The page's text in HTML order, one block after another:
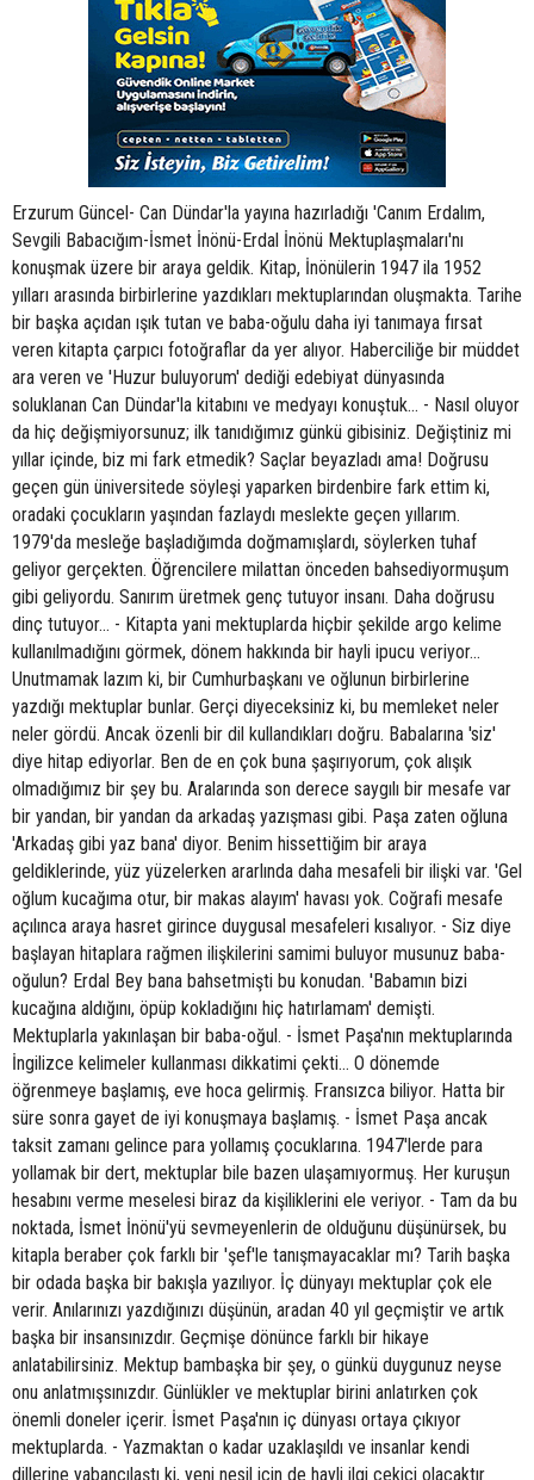
Erzurum Güncel- Can Dündar'la yayına hazırladığı 'Canım Erdalım, Sevgili Babacığım-İsmet İnönü-Erdal İnönü Mektuplaşmaları'nı konuşmak üzere bir araya geldik. Kitap, İnönülerin 1947 ila 1952 yılları arasında birbirlerine yazdıkları mektuplarından oluşmakta. Tarihe bir başka açıdan ışık tutan ve baba-oğulu daha iyi tanımaya fırsat veren kitapta çarpıcı fotoğraflar da yer alıyor. Haberciliğe bir müddet ara veren ve 'Huzur buluyorum' dediği edebiyat dünyasında soluklanan Can Dündar'la kitabını ve medyayı konuştuk... - Nasıl oluyor da hiç değişmiyorsunuz; ilk tanıdığımız günkü gibisiniz. Değiştiniz mi yıllar içinde, biz mi fark etmedik? Saçlar beyazladı ama! Doğrusu geçen gün üniversitede söyleşi yaparken birdenbire fark ettim ki, oradaki çocukların yaşından fazlaydı meslekte geçen yıllarım. 1979'da mesleğe başladığımda doğmamışlardı, söylerken tuhaf geliyor gerçekten. Öğrencilere milattan önceden bahsediyormuşum gibi geliyordu. Sanırım üretmek genç tutuyor insanı. Daha doğrusu dinç tutuyor... - Kitapta yani mektuplarda hiçbir şekilde argo kelime kullanılmadığını görmek, dönem hakkında bir hayli ipucu veriyor... Unutmamak lazım ki, bir Cumhurbaşkanı ve oğlunun birbirlerine yazdığı mektuplar bunlar. Gerçi diyeceksiniz ki, bu memleket neler neler gördü. Ancak özenli bir dil kullandıkları doğru. Babalarına 'siz' diye hitap ediyorlar. Ben de en çok buna şaşırıyorum, çok alışık olmadığımız bir şey bu. Aralarında son derece saygılı bir mesafe var bir yandan, bir yandan da arkadaş yazışması gibi. Paşa zaten oğluna 'Arkadaş gibi yaz bana' diyor. Benim hissettiğim bir araya geldiklerinde, yüz yüzelerken ararlında daha mesafeli bir ilişki var. 'Gel oğlum kucağıma otur, bir makas alayım' havası yok. Coğrafi mesafe açılınca araya hasret girince duygusal mesafeleri kısalıyor. - Siz diye başlayan hitaplara rağmen ilişkilerini samimi buluyor musunuz baba-oğulun? Erdal Bey bana bahsetmişti bu konudan. 'Babamın bizi kucağına aldığını, öpüp kokladığını hiç hatırlamam' demişti. Mektuplarla yakınlaşan bir baba-oğul. - İsmet Paşa'nın mektuplarında İngilizce kelimeler kullanması dikkatimi çekti... O dönemde öğrenmeye başlamış, eve hoca gelirmiş. Fransızca biliyor. Hatta bir süre sonra gayet de iyi konuşmaya başlamış. - İsmet Paşa ancak taksit zamanı gelince para yollamış çocuklarına. 1947'lerde para yollamak bir dert, mektuplar bile bazen ulaşamıyormuş. Her kuruşun hesabını verme meselesi biraz da kişiliklerini ele veriyor. - Tam da bu noktada, İsmet İnönü'yü sevmeyenlerin de olduğunu düşünürsek, bu kitapla beraber çok farklı bir 'şef'le tanışmayacaklar mı? Tarih başka bir odada başka bir bakışla yazılıyor. İç dünyayı mektuplar çok ele verir. Anılarınızı yazdığınızı düşünün, aradan 40 yıl geçmiştir ve artık başka bir insansınızdır. Geçmişe dönünce farklı bir hikaye anlatabilirsiniz. Mektup bambaşka bir şey, o günkü duygunuz neyse onu anlatmışsınızdır. Günlükler ve mektuplar birini anlatırken çok önemli doneler içerir. İsmet Paşa'nın iç dünyası ortaya çıkıyor mektuplarda. - Yazmaktan o kadar uzaklaşıldı ve insanlar kendi dillerine yabancılaştı ki, yeni nesil için de hayli ilgi çekici olacaktır kitabınız. Mektup yazan son kuşaktı o yıllarda yaşayanlar. Bugünkü mail'leşme veya mesajlaşma iki satır yazıp hal hatır sorma şeklinde. Mektuplarda ciddi bir emek ve özen var. Mektupla beraber insana kıymet verme ve vakit ayırmak da bitti. - Dönemle alakalı ilginç ipuçları var mektuplarda. Haklısınız, Erdal Bey 40 ve 50'lerin Amerika'sını anlatıyor. Bowling'den bahsediyor, duvarda hava püskürten bir cihaz var diyor. Radyoyu anlatıyor. Anneleri oğullarına çeşitli çerezler yolluyor. Bir de bunların Köşk'ten gidiyor olması ilginç. - Siz en çok hangi mektuptan etkilendiniz? Yılbaşı gecesi Köşk'te yaşananlar mesela. Yılbaşı o dönem Hz. Muhammed'in doğduğu geceye rastlayınca Mevhibe Hanım içki içirtmiyor. Paşa kızıyla dans ediyor o gece, bezik oynuyorlar. İlginç bir bilgidir bu; bir ailenin iç yüzünü anlatır. Naif bir bilgidir. İSMET PAŞA OĞLUYLA SON DERECE İLGİLİ BİR BABA - Erdal Bey veya İsmet İnönü sizi şaşırttı mı mektuplarda? Paşa istese her iki oğlunu da siyasete sokardı, dışişlerine diplomat olarak yerleştirirdi, partiyi oğullarına devredebilirdi. Böyle bir hanedan geleneğinden geliyoruz. Oysa Paşa, bilime düşkün, bilim adamı olmalarını istiyor. Atatürk'ten sonraki adam oğlunun fizikçi olmasını istiyor. - Oğluna sürekli öğütler veriyor ve notlarını adım adım takip ediyor. Baskı yapıyor mu sizce? Keşke her baba bu mektupları okuyup biraz ders alsa. Oğluyla son derece ilgili, takip ediyor, soru soruyor, motive ediyor. Erdal Bey 'c' aldı diye üzülüp kıvranırken ona destek oluyor, daha iyisini yapabileceğine inandığını söylüyor. Erdal Bey'in ne denli disiplinli olduğunu görüyoruz mektuplarda. Espri yeteneğinin ilk ipuçlarını veriyor. Büyük bir sorumluluk duygusu olan bir adam. Yılbaşı gecesi abisiyle sinemaya gidip, yemek yiyip eve dönüyorlar. Çok özel insanlar. - Başbakan kitabınızı okur mu acaba, beğenir mi? Başbakan'dan ziyade Cumhurbaşkanı okusun isterim. Çocuklarıyla ilişkisini çok iyi idare ettiğini düşünüyorum. Basından uzak tutuyor, 'normal' yetişmelerini sağlamaya çalışıyor. Kendi yerine hazırlamıyor çocuklarını. Çankaya Köşkü'nde Cumhurbaşkanı Gül'ün bu kitabı çok daha iyi anlayarak okuyacağını düşünüyorum. O dönem Köşk'te fizik laboratuarı var düşünsenize. İsmet Paşa, oğlundan hidrojen bombasını ayrıntılı anlatmasını istiyor, o da anlatıyor mesela. Anlamıyor, bir daha anlatıyor. Gittiği konserde piyanistin nasıl çaldığını uzun uzun anlatan bir baba! Böyle siyasetçileri özlüyoruz. - Bugün baba-evlat ilişkileri bambaşka düzeyde! Biz bu ilişkiyi 'ne var ne yok, derslerin nasıl' düzeyinde tutuyoruz. Böyle söyleyince kendimizi iyi baba sanıyoruz. Bunun ötesi var, bakın savaştan yeni çıkmış bir ülkenin Cumhurbaşkanısınız, o koşullarda vakit ayırıp çocuğunuzla böyle ilgilenmek bambaşka bir şey. Kütüphanede paltoyla oturarak eli titreyerek yazıyor, ısınmak için yakıt yok. Kolay baba olunmuyor, Cumhurbaşkanı olunuyor ama baba olmak öyle kolay değil. - Erdal Bey gibi evlat olmak da zor... Beni çok etkileyen bölümlerden biri de İsmet Paşa devrildiği zaman Erdal bey'in babasını teselli etmesiydi. Ülkenin tek 'şefi'siniz, iktidarı kaybediyorsunuz ama oğlunuz 'Bu aslında en büyük zaferiniz' diye mektup yazıyor. Çok özel bir şey, o mektubu İsmet Paşa Bakanlar Kurulu'nda okuyor. sonradan. Sermayesinden endişe eden medyaya girmesin - NTV'deki format değişimi hakkında ne düşünüyorsunuz? Bu kadar kıstırılmışlıkta başka sektörlerde de yatırımı olan bir işadamının buna dayanabilmesi çok zor. Siz buradan bir ses veriyorsunuz, başka bir yerden sesinizi kısmanın yollarını arıyorlar. Demek ki bu medya düzeninde sakat bir şey var. Medya patronunun iktidarla en ufak bir ilişkisinin, temasının, beklentisinin ya da cezalandırma yönteminin olmaması gerekiyor. Bu olduğu sürece bütün patronlar aynı tehlikeyle karşı karşıya. İktidardan bağımsız iş imkanı zaten sınırlı, dolayısıyla medyada yatırımınız varsa söyleyeceğiniz her söz aleyhinize kullanılabilir. Amerikan dizilerindeki cümleler gibi oldu bu! Bizim için de yazdığımız, söylediğimiz her söz gelip patronunuzu vurabiliyor. O zaman onlar da haklı olarak, 'Bir dakika biz ne yapıyoruz, tüm sermayeyi tehlikeye mi atıyorum' diye düşünebiliyor. Keşke bu sektörlere girmeseler, sermayemizden madem endişe ediyoruz, madem iktidarla ilişkimizi bozmak istemiyoruz, medyaya neden giriyoruz? Medya muhaliftir, muhalif olmak zorundadır. Başbakan'ı alkışlamak için yeni bir gazeteye yeni bir televizyona ihtiyacımız yok. Olup biteni tüm çıplaklığıyla halka anlatmak için medyaya ihtiyacımız var. Bunu göze alamayacak, bu mücadeleyi veremeyecek olanların medya sektörüne girmemesi lazım. - Televizyon seyrediyor musunuz? Bir süredir hiç seyretmiyorum. Ciddi bir güven eksikliği bende de oldu. Eskiden biraz da mecburiyetten seyrederdim, simdi seyretmiyorum. - Haberler? Haberler de dahil, seyretmiyorum. Seyretmediğimden bu yana inanılmaz bir huzura kavuştum. Hoşuma giden programları seyredip, sevdiğim yazarları okuyorum, o kadar. - Uğur Dündar için ne düşündünüz? Bir gün sıra hepimize gelecek. Durup seyretmeye devam edersek, alkış seslerinden zaten kendi sesimizi duyamaz olduk. Türkiye'de basın özgürlüğü varmış gibi bir illüzyon yaratmaktansa dışarıda kalmak daha iyi. Bir süre taviz verilebiliyor belki, esneme noktanız var belki ama biz kırıldık. Esneyecek bir yer kalmadı. O noktada bırakmak çok daha iyi zaten. Dışarıda da yapılacak işler var, medyanın merkezinde olacağım diye direnmenin alemi yok. - İçinizde bir ukde kaldı mı, şunu da yapamadım gibi? Öyle bir doygunluk hissinde değilim. Kendimi belgesel ve kitapta iyi hissederdim zaten. Haberciliğin o toz dumanından sonra kitap bana çok iyi geldi. Belgesel hazırlığım var, ayrıca bir yıldır çalıştığım bir kitap var. Ona hazırlanıyorum. Medya, feryadı yansıtmakta geç kaldı - Van depreminin ardından medya dili size tuhaf geldi mi? Çok, bir defa belki moral olsun diye belki de müjde vermek için 'iyi' haberler yapıldı. İyimser mesaj vermekte fayda var ama her bir müjdeli haberin yanı sıra onlarca kara haber de var Van'da. Sorunları bu kadar es geçmemeliyiz diye düşünüyorum. Feryadı yansıtmakta geç kaldık. - Irkçı söylemler için ne diyeceksiniz? Enkaz altında kalan iki mecra twitter ve facebook'tur. Bir bakıma faydası oldu, insanlar enkaz atkında mesaj atarak yerlerini ve durumlarını bildirdiler. Aynı zamanda faşizan mesajların ne kadar hızla yayılıp bütün ülkeyi konuşturduğunu da gördük. O noktada da bir tehlike sinyali var. Çok küçük bir azınlık hiç hak etmedikleri kadar büyük bir cüsseye sahip oldular. İki-üç kişinin söylediği şeyler bunlar. Belki aklınızdan geçer ama söylemezsiniz. Yazıldığı zaman etkisi katlandı bu sözlerin. Birileri inanıyor, birileri onlara saldırıyor. Polemik büyüyor ve twitter tehlikeli bir mecra haline geldi. - Müge Anlı'nın söylediklerini seyrettiniz mi? İnternette seyrettim, söylendikten iki saat sonra bu cümleyi Van'da herkes duymuş ve sefer